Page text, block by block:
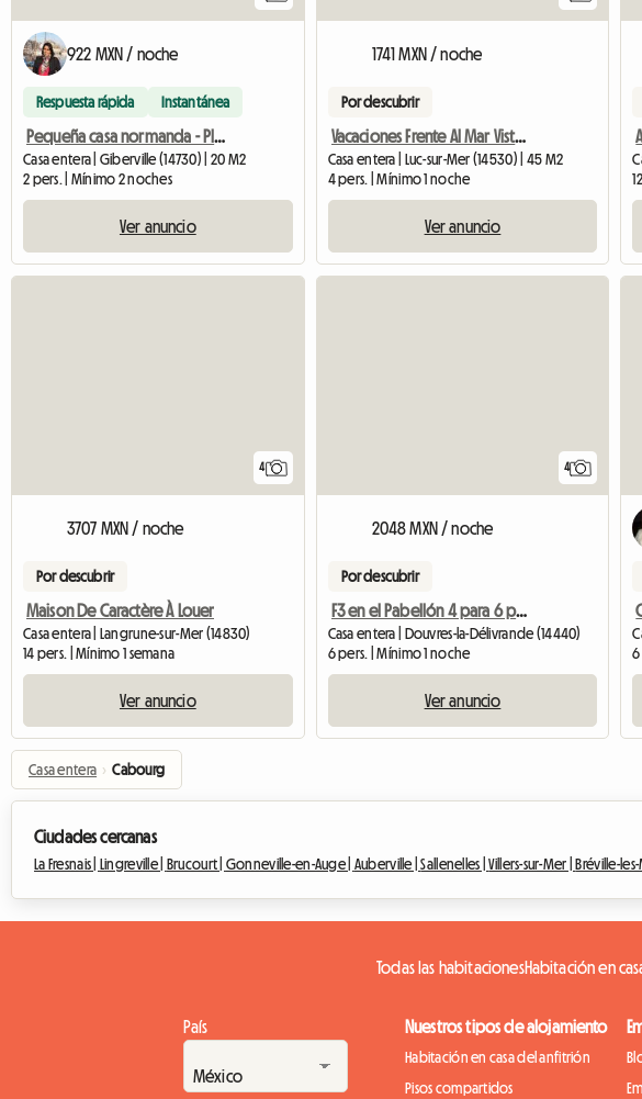
922 MXN / noche
Respuesta rápida Instantánea
Pequeña casa normanda - Playas del Día D
Casa entera | Giberville (14730) | 20 M2
2 pers. | Mínimo 2 noches
Ver anuncio
1741 MXN / noche
Por descubrir
Vacaciones Frente Al Mar Vista Al Mar Inexpugnable
Casa entera | Luc-sur-Mer (14530) | 45 M2
4 pers. | Mínimo 1 noche
Ver anuncio
4
3707 MXN / noche
Por descubrir
Maison De Caractère À Louer
Casa entera | Langrune-sur-Mer (14830)
14 pers. | Mínimo 1 semana
Ver anuncio
4
2048 MXN / noche
Por descubrir
F3 en el Pabellón 4 para 6 personas
Casa entera | Douvres-la-Délivrande (14440)
6 pers. | Mínimo 1 noche
Ver anuncio
6
Casa entera › Cabourg
Ciudades cercanas
La Fresnais | Lingreville | Brucourt | Gonneville-en-Auge | Auberville |Sallenelles |Villers-sur-Mer | Bréville-
Todas las habitacionesHabitación en
País Nuestros tipos de alojamiento
Habitación en casa del anfitrión
Pisos compartidos